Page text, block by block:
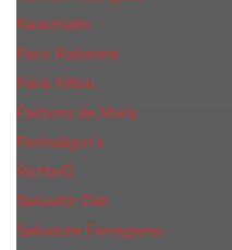
Nasomatto
Paco Rabanne
Paris Hilton
Parfums de Marly
Penhaligon​'s
RicHarD
Salvador Dali
Salvatore Ferragamo